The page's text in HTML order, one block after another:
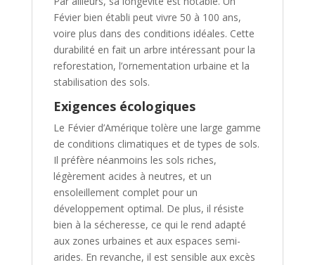
Févier bien établi peut vivre 50 à 100 ans,
voire plus dans des conditions idéales. Cette
durabilité en fait un arbre intéressant pour la
reforestation, l’ornementation urbaine et la
stabilisation des sols.
Exigences écologiques
Le Févier d’Amérique tolère une large gamme
de conditions climatiques et de types de sols.
Il préfère néanmoins les sols riches,
légèrement acides à neutres, et un
ensoleillement complet pour un
développement optimal. De plus, il résiste
bien à la sécheresse, ce qui le rend adapté
aux zones urbaines et aux espaces semi-
arides. En revanche, il est sensible aux excès